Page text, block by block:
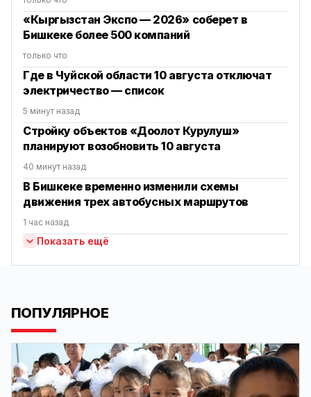
«Кыргызстан Экспо — 2026» соберет в
Бишкеке более 500 компаний
только что
Где в Чуйской области 10 августа отключат
электричество — список
5 минут назад
Стройку объектов «Доолот Курулуш»
планируют возобновить 10 августа
40 минут назад
В Бишкеке временно изменили схемы
движения трех автобусных маршрутов
1 час назад
Показать ещё
ПОПУЛЯРНОЕ